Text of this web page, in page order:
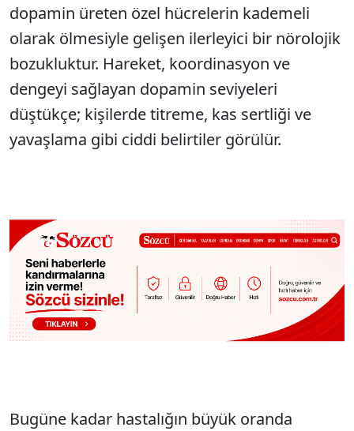
dopamin üreten özel hücrelerin kademeli
olarak ölmesiyle gelişen ilerleyici bir nörolojik
bozukluktur. Hareket, koordinasyon ve
dengeyi sağlayan dopamin seviyeleri
düştükçe; kişilerde titreme, kas sertliği ve
yavaşlama gibi ciddi belirtiler görülür.
Bugüne kadar hastalığın büyük oranda